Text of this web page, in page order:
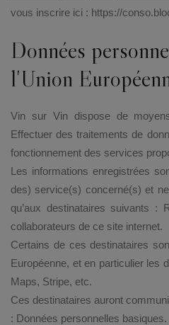
vous inscrire ici : https://
Données
l'Union
Vin sur Vin dispose de
Effectuer des traitements de
fonctionnement des services
Les informations enregistrées
des) service(s) concerné(s) et
qu’aux destinataires suivants :
collaborateurs de ce site internet.
Certains de ces destinataires
Européenne, et en particulier les
Maps, Stripe, etc.
Ces destinataires auront
: Données personnelles basiques.